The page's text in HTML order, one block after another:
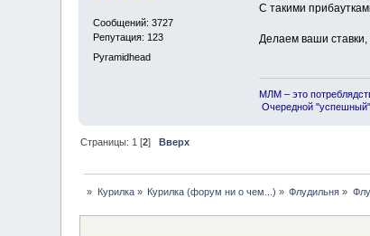
Сообщений: 3727
Репутация: 123
Pyramidhead
С такими
Делаем ваши
МЛМ – это
Очередной
Страницы: 1 [2]Вверх
» Курилка» Курилка (форум ни о чем...) » Флудильня »